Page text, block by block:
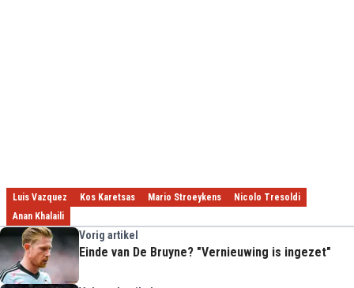
Luis Vazquez Kos Karetsas Mario Stroeykens
Nicolo Tresoldi
Anan Khalaili
Vorig artikel
Einde van De Bruyne? "Vernieuwing is ingezet"